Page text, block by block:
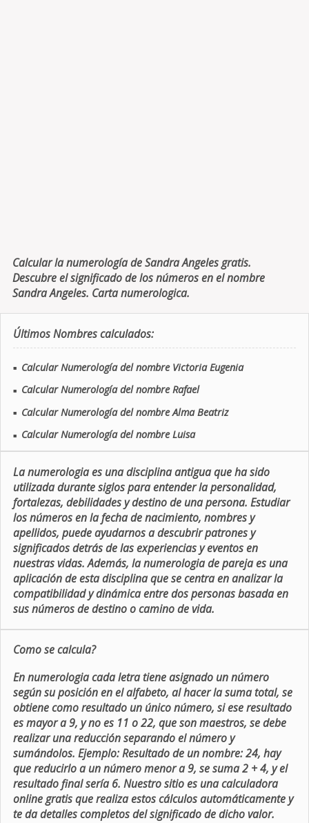
Calcular la numerología de Sandra Angeles gratis.
Descubre el significado de los números en el nombre
Sandra Angeles. Carta numerologica.
Últimos Nombres calculados:
■ Calcular Numerología del nombre Victoria Eugenia
■ Calcular Numerología del nombre Rafael
■ Calcular Numerología del nombre Alma Beatriz
■ Calcular Numerología del nombre Luisa
La numerologia es una disciplina antigua que ha sido
utilizada durante siglos para entender la personalidad,
fortalezas, debilidades y destino de una persona. Estudiar
los números en la fecha de nacimiento, nombres y
apellidos, puede ayudarnos a descubrir patrones y
significados detrás de las experiencias y eventos en
nuestras vidas. Además, la numerologia de pareja es una
aplicación de esta disciplina que se centra en analizar la
compatibilidad y dinámica entre dos personas basada en
sus números de destino o camino de vida.
Como se calcula?
En numerologia cada letra tiene asignado un número
según su posición en el alfabeto, al hacer la suma total, se
obtiene como resultado un único número, si ese resultado
es mayor a 9, y no es 11 o 22, que son maestros, se debe
realizar una reducción separando el número y
sumándolos. Ejemplo: Resultado de un nombre: 24, hay
que reducirlo a un número menor a 9, se suma 2 + 4, y el
resultado final sería 6. Nuestro sitio es una calculadora
online gratis que realiza estos cálculos automáticamente y
te da detalles completos del significado de dicho valor.